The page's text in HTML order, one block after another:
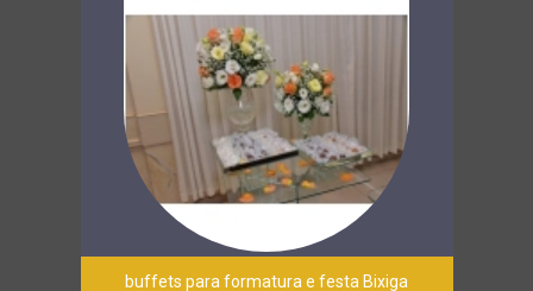
buffets para formatura e festa Bixiga